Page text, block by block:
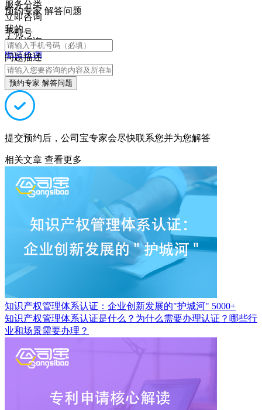
服务分类
立即咨询
我的
在线咨询
电话咨询
预约专家 解答问题
手机号
问题描述
预约专家 解答问题
提交预约后，公司宝专家会尽快联系您并为您解答
相关文章 查看更多
知识产权管理体系认证：企业创新发展的"护城河" 5000+
知识产权管理体系认证是什么？为什么需要办理认证？哪些行
业和场景需要办理？